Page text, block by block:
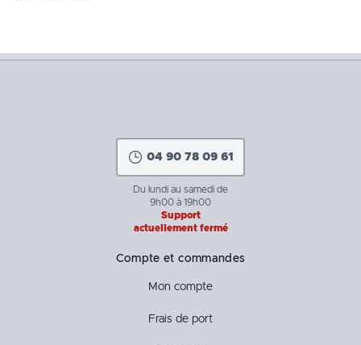
04 90 78 09 61
Du lundi au samedi de
9h00 à 19h00
Support
actuellement fermé
Compte et commandes
Mon compte
Frais de port